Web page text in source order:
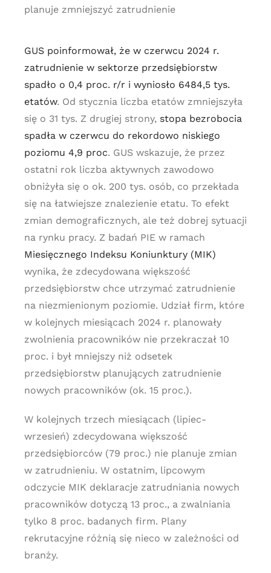
planuje zmniejszyć zatrudnienie
GUS poinformował, że w czerwcu 2024 r.
zatrudnienie w sektorze przedsiębiorstw
spadło o 0,4 proc. r/r i wyniosło 6484,5 tys.
etatów. Od stycznia liczba etatów zmniejszyła
się o 31 tys. Z drugiej strony, stopa bezrobocia
spadła w czerwcu do rekordowo niskiego
poziomu 4,9 proc. GUS wskazuje, że przez
ostatni rok liczba aktywnych zawodowo
obniżyła się o ok. 200 tys. osób, co przekłada
się na łatwiejsze znalezienie etatu. To efekt
zmian demograficznych, ale też dobrej sytuacji
na rynku pracy. Z badań PIE w ramach
Miesięcznego Indeksu Koniunktury (MIK)
wynika, że zdecydowana większość
przedsiębiorstw chce utrzymać zatrudnienie
na niezmienionym poziomie. Udział firm, które
w kolejnych miesiącach 2024 r. planowały
zwolnienia pracowników nie przekraczał 10
proc. i był mniejszy niż odsetek
przedsiębiorstw planujących zatrudnienie
nowych pracowników (ok. 15 proc.).
W kolejnych trzech miesiącach (lipiec-
wrzesień) zdecydowana większość
przedsiębiorców (79 proc.) nie planuje zmian
w zatrudnieniu. W ostatnim, lipcowym
odczycie MIK deklaracje zatrudniania nowych
pracowników dotyczą 13 proc., a zwalniania
tylko 8 proc. badanych firm. Plany
rekrutacyjne różnią się nieco w zależności od
branży.